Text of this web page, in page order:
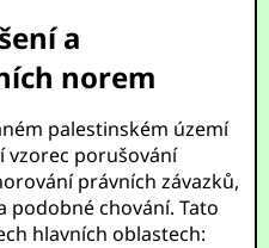
a
norem
palestinském území
vzorec porušování
právních závazků,
podobné chování. Tato
hlavních oblastech: